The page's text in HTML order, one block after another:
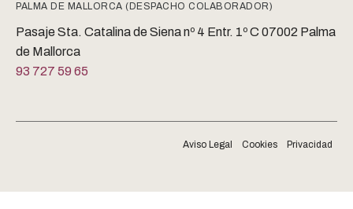
PALMA DE MALLORCA (DESPACHO COLABORADOR)
Pasaje Sta. Catalina de Siena nº 4 Entr. 1º C 07002 Palma
de Mallorca
93 727 59 65
Aviso Legal Cookies Privacidad